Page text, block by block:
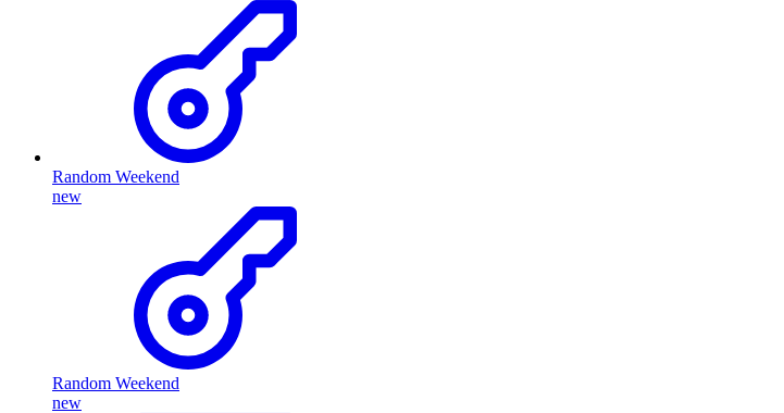
Random Weekend
new
Random Weekend
new